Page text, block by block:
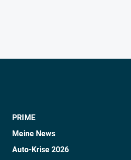
PRIME
Meine News
Auto-Krise 2026